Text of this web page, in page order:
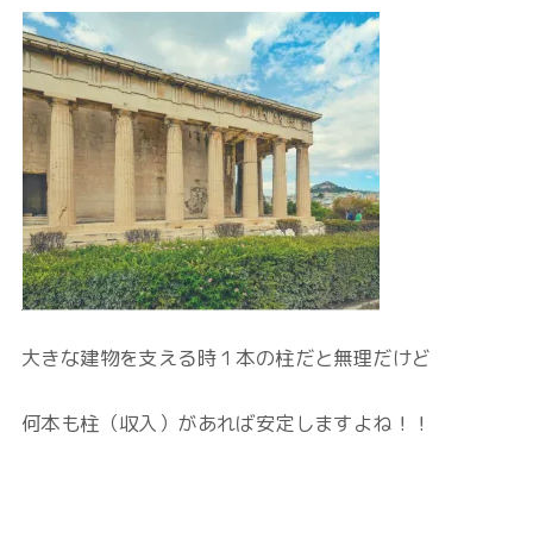
大きな建物を支える時１本の柱だと無理だけど
何本も柱（収入）があれば安定しますよね！！